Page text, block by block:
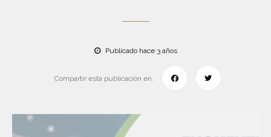
Publicado hace 3 años
Compartir esta publicación en: